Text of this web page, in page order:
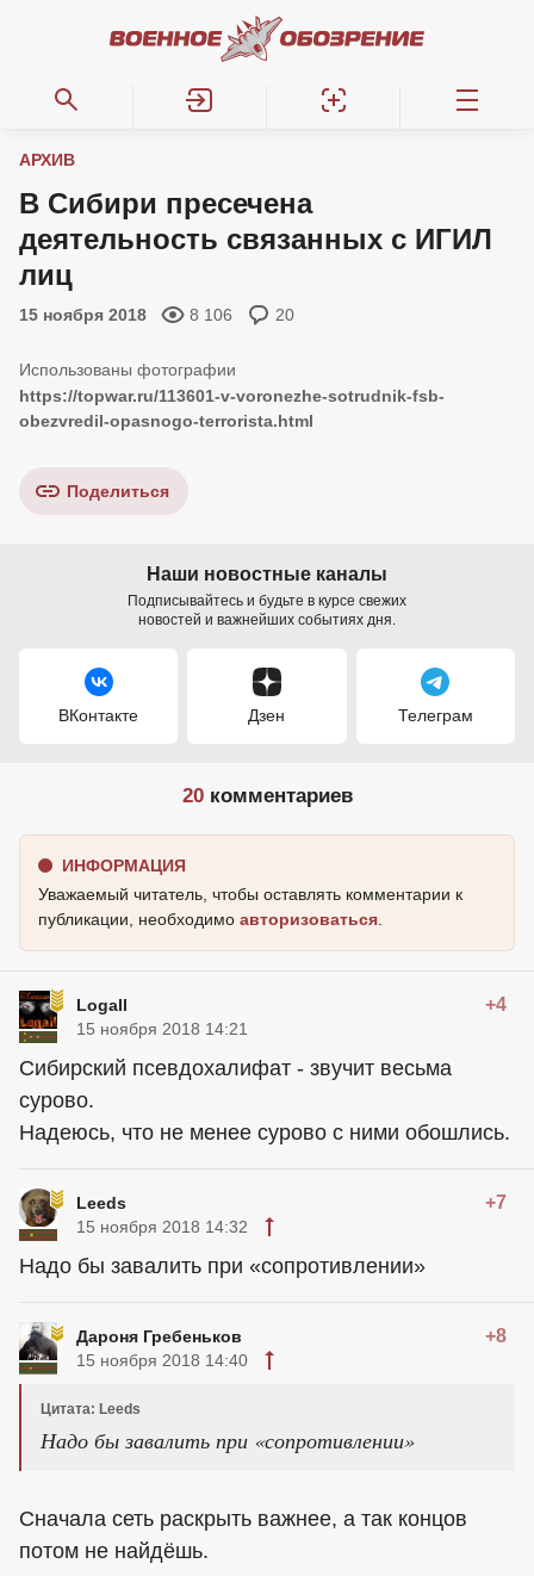
АРХИВ
В Сибири пресечена
деятельность связанных с ИГИЛ
лиц
15 ноября 2018 8 106 20
https://topwar.ru/113601-v-voronezhe-sotrudnik-fsb-
obezvredil-opasnogo-terrorista.html
Поделиться
Наши новостные каналы
Подписывайтесь и будьте в курсе свежих
новостей и важнейших событиях дня.
ВКонтакте Дзен Телеграм
20комментариев
ИНФОРМАЦИЯ
Уважаемый читатель, чтобы оставлять комментарии к
публикации, необходимо авторизоваться
Logall +4
15 ноября 2018 14:21
Сибирский псевдохалифат - звучит весьма
сурово.
Надеюсь, что не менее сурово с ними обошлись.
Leeds +7
15 ноября 2018 14:32
Надо бы завалить при «сопротивлении»
Дароня Гребеньков +8
15 ноября 2018 14:40
Цитата: Leeds
Надо бы завалить при «сопротивлении»
Сначала сеть раскрыть важнее, а так концов
потом не найдёшь.